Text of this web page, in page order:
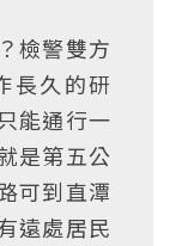
檢警雙方
長久的研
能通行一
是第五公
可到直潭
遠處居民